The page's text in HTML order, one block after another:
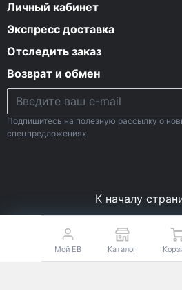
Личный кабинет
Экспресс доставка
Отследить заказ
Возврат и обмен
Подпишитесь на полезную рассылку о
спецпредложениях
К началу
© Все права защищены. 2009-2026
Спортивное питание с доставкой по
Мой EB Каталог